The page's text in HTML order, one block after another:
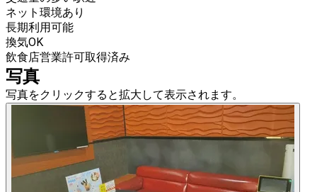
ネット環境あり
長期利用可能
換気OK
飲食店営業許可取得済み
写真
写真をクリックすると拡大して表示されます。